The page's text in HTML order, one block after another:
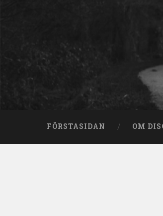
FÖRSTASIDAN OM